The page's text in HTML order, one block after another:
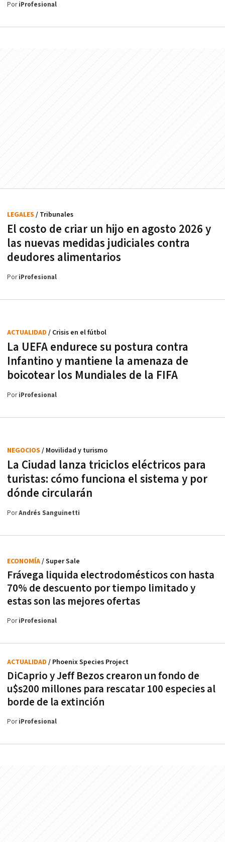
PoriProfesional
El costo de criar un hijo en agosto 2026 y
las nuevas medidas judiciales contra
deudores alimentarios
LEGALES / Tribunales
PoriProfesional
La UEFA endurece su postura contra
Infantino y mantiene la amenaza de
boicotear los Mundiales de la FIFA
ACTUALIDAD / Crisis en el fútbol
PoriProfesional
La Ciudad lanza triciclos eléctricos para
turistas: cómo funciona el sistema y por
dónde circularán
NEGOCIOS / Movilidad y turismo
PorAndrés Sanguinetti
Frávega liquida electrodomésticos con hasta
70% de descuento por tiempo limitado y
estas son las mejores ofertas
ECONOMÍA/ Super Sale
PoriProfesional
DiCaprio y Jeff Bezos crearon un fondo de
u$s200 millones para rescatar 100 especies al
borde de la extinción
ACTUALIDAD / Phoenix Species Project
PoriProfesional